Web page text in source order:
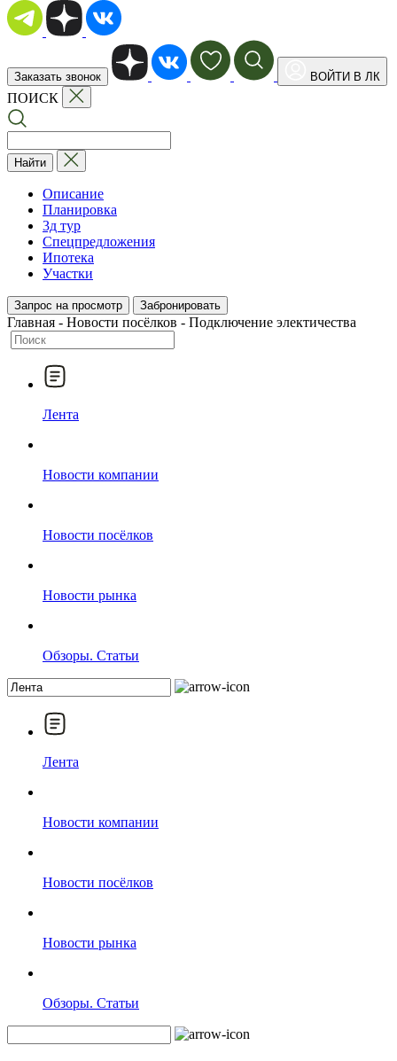
Заказать звонок ВОЙТИ В ЛК
ПОИСК
Найти
Описание
Планировка
3д тур
Спецпредложения
Ипотека
Участки
Запрос на просмотр Забронировать
Главная - Новости посёлков - Подключение электичества
Лента
Новости компании
Новости посёлков
Новости рынка
Обзоры. Статьи
Лента
Новости компании
Новости посёлков
Новости рынка
Обзоры. Статьи